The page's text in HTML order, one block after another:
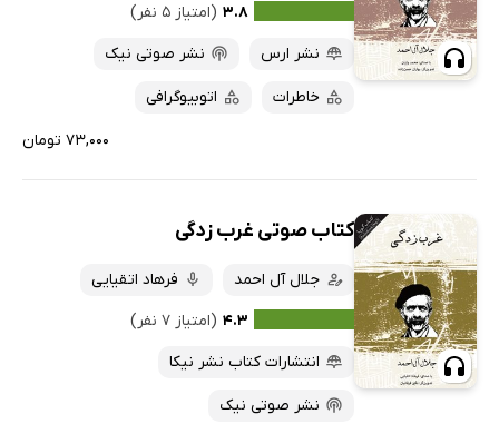
۳.۸ (امتیاز ۵ نفر)
نشر ارس
نشر صوتی نیک
خاطرات اتوبیوگرافی
۷۳,۰۰۰ تومان
کتاب صوتی غرب زدگی
جلال آل احمد
فرهاد اتقیایی
۴.۳ (امتیاز ۷ نفر)
انتشارات کتاب نشر نیکا
نشر صوتی نیک